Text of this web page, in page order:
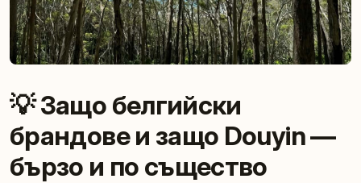
💡 Защо белгийски
брандове и защо Douyin —
бързо и по същество